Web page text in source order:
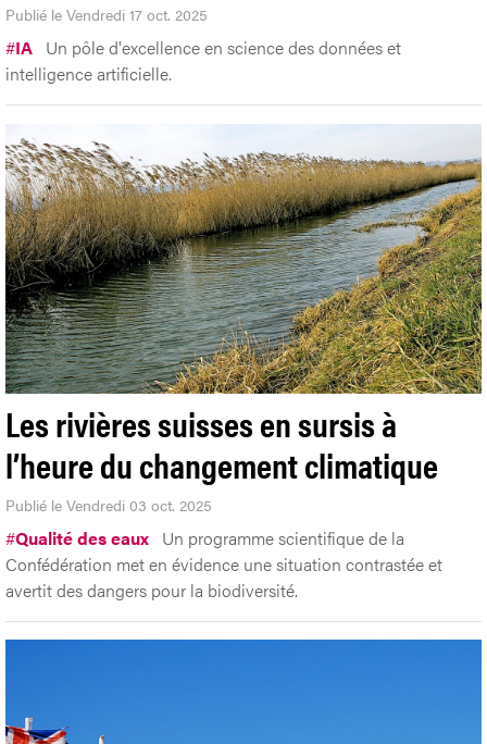
Publié le Vendredi 17 oct. 2025
#IA Un pôle d'excellence en science des données et
intelligence artificielle.
Les rivières suisses en sursis à
l’heure du changement climatique
Publié le Vendredi 03 oct. 2025
#Qualité des eaux Un programme scientifique de la
Confédération met en évidence une situation contrastée et
avertit des dangers pour la biodiversité.